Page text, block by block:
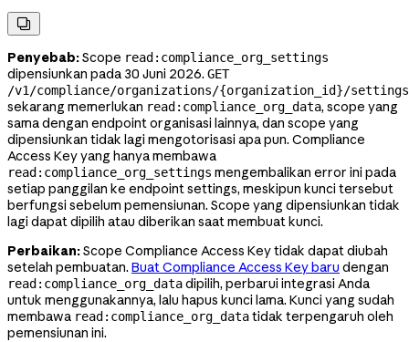

Penyebab:Scope read:compliance_org_settings
dipensiunkan pada 30 Juni 2026. GET
/v1/compliance/organizations/{organization_id}/settings
sekarang memerlukan read:compliance_org_data, scope yang
sama dengan endpoint organisasi lainnya, dan scope yang
dipensiunkan tidak lagi mengotorisasi apa pun. Compliance
Access Key yang hanya membawa
read:compliance_org_settings mengembalikan error ini pada
setiap panggilan ke endpoint settings, meskipun kunci tersebut
berfungsi sebelum pemensiunan. Scope yang dipensiunkan tidak
lagi dapat dipilih atau diberikan saat membuat kunci.
Perbaikan:Scope Compliance Access Key tidak dapat diubah
setelah pembuatan. Buat Compliance Access Key baru dengan
read:compliance_org_datadipilih, perbarui integrasi Anda
untuk menggunakannya, lalu hapus kunci lama. Kunci yang sudah
membawa read:compliance_org_datatidak terpengaruh oleh
pemensiunan ini.